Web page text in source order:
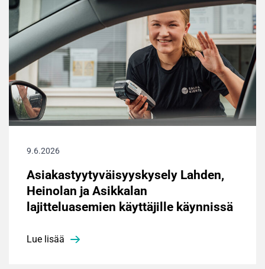
9.6.2026
Asiakastyytyväisyyskysely Lahden,
Heinolan ja Asikkalan
lajitteluasemien käyttäjille käynnissä
Lue lisää